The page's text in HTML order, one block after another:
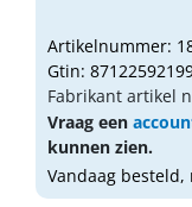
Artikelnummer:
Gtin:
Fabrikant artikel
Vraag een
kunnen zien.
Vandaag